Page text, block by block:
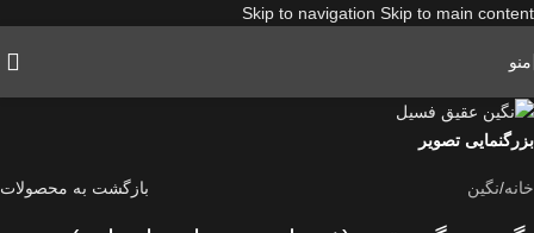
Skip to navigation Skip to main content
منو
بزرگنمایی تصویر
خانه/نگین بازگشت به محصولات